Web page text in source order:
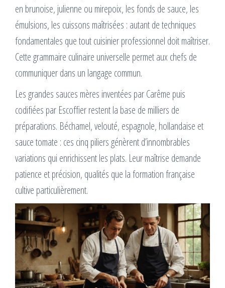
en brunoise, julienne ou mirepoix, les fonds de sauce, les
émulsions, les cuissons maîtrisées : autant de techniques
fondamentales que tout cuisinier professionnel doit maîtriser.
Cette grammaire culinaire universelle permet aux chefs de
communiquer dans un langage commun.
Les grandes sauces mères inventées par Carême puis
codifiées par Escoffier restent la base de milliers de
préparations. Béchamel, velouté, espagnole, hollandaise et
sauce tomate : ces cinq piliers génèrent d’innombrables
variations qui enrichissent les plats. Leur maîtrise demande
patience et précision, qualités que la formation française
cultive particulièrement.